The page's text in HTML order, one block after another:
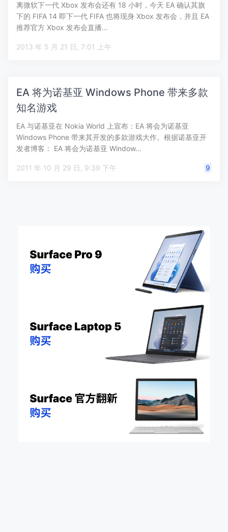
离微软下一代 Xbox 发布会还有 18 小时，今天 EA 确认其旗
下的 FIFA 14 即下一代 FIFA 也将现身 Xbox 发布会，并且 EA
推荐官方 Xbox 发布会直播…
2013 年 5 月 21 日, 7:01 上午
EA 将为诺基亚 Windows Phone 带来多款
知名游戏
EA 与诺基亚在 Nokia World 上宣布：EA 将会为诺基亚
Windows Phone 带来其开发的多款游戏大作。根据诺基亚开
发者博客： EA 将会为诺基亚 Window…
2011 年 10 月 29 日, 9:39 下午 9